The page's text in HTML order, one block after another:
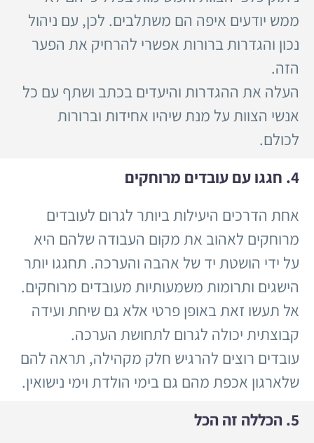
ממש יודעים איפה הם משתלבים. לכן, עם ניהול
נכון והגדרות ברורות אפשרי להרחיק את הפער
הזה.
העלה את ההגדרות והיעדים בכתב ושתף עם כל
אנשי הצוות על מנת שיהיו אחידות וברורות
לכולם.
4. חגגו עם עובדים מרוחקים
אחת הדרכים היעילות ביותר לגרום לעובדים
מרוחקים לאהוב את מקום העבודה שלהם היא
על ידי הושטת יד של אהבה והערכה. תחגגו יותר
הישגים ותרומות משמעותיות מעובדים מרוחקים.
אל תעשו זאת באופן פרטי אלא גם שיחת ועידה
קבוצתית יכולה לגרום לתחושת הערכה.
עובדים רוצים להרגיש חלק מקהילה, תראה להם
שלארגון אכפת מהם גם בימי הולדת וימי נישואין.
5. הכללה זה הכל